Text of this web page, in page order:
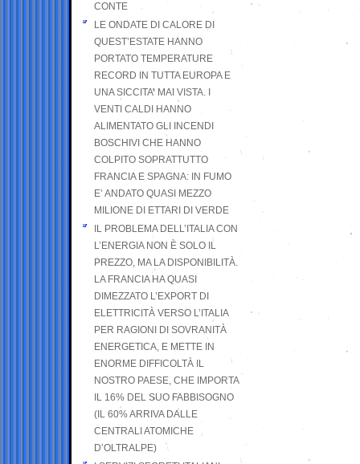
CONTE
LE ONDATE DI CALORE DI
QUEST’ESTATE HANNO
PORTATO TEMPERATURE
RECORD IN TUTTA EUROPA E
UNA SICCITA’ MAI VISTA. I
VENTI CALDI HANNO
ALIMENTATO GLI INCENDI
BOSCHIVI CHE HANNO
COLPITO SOPRATTUTTO
FRANCIA E SPAGNA: IN FUMO
E’ ANDATO QUASI MEZZO
MILIONE DI ETTARI DI VERDE
IL PROBLEMA DELL’ITALIA CON
L’ENERGIA NON È SOLO IL
PREZZO, MA LA DISPONIBILITÀ.
LA FRANCIA HA QUASI
DIMEZZATO L’EXPORT DI
ELETTRICITÀ VERSO L’ITALIA
PER RAGIONI DI SOVRANITÀ
ENERGETICA, E METTE IN
ENORME DIFFICOLTÀ IL
NOSTRO PAESE, CHE IMPORTA
IL 16% DEL SUO FABBISOGNO
(IL 60% ARRIVA DALLE
CENTRALI ATOMICHE
D’OLTRALPE)